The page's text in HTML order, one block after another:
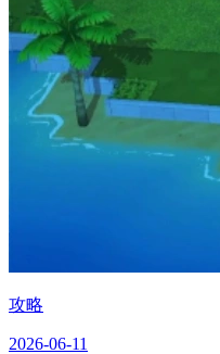
攻略
2026-06-11